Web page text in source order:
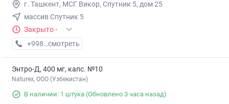
г. Ташкент, МСГ Викор, Спутник 5, дом 25
массив Спутник 5
Закрыто ·
+998 (77) XXX-XX-XX
смотреть
Энтро-Д, 400 мг, капс. №10
Naturex, OOO (Узбекистан)
В наличии: 1 штука (Обновлено 3 часа назад)